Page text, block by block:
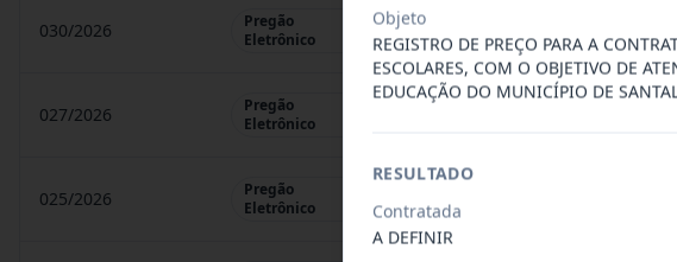
030/2026
Pregão
Eletrônico
REGISTRO DE PREÇOS PARA
027/2026
Pregão
Eletrônico
025/2026
Pregão
Eletrônico
REGISTRO DE PREÇO PARA A
Objeto
REGISTRO DE PREÇO PARA A
ESCOLARES, COM O OBJETIVO DE
EDUCAÇÃO DO MUNICÍPIO DE
RESULTADO
Contratada
A DEFINIR